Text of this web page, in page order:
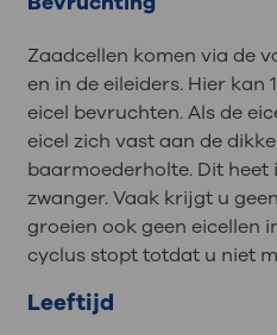
Zaadcellen komen via de
en in de eileiders. Hier kan
eicel bevruchten. Als de
eicel zich vast aan de
baarmoederholte. Dit heet
zwanger. Vaak krijgt u
groeien ook geen eicellen
cyclus stopt totdat u niet
Leeftijd